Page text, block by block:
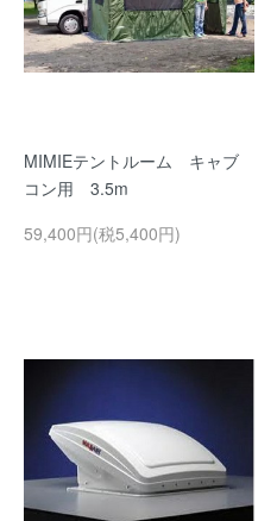
MIMIEテントルーム キャブ
コン用 3.5m
59,400円(税5,400円)